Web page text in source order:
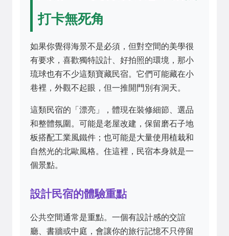
打卡無死角
如果你覺得海景不是必須，但對空間的美學很
有要求，喜歡獨特設計、好拍照的環境，那小
琉球也有不少這類寶藏民宿。它們可能藏在小
巷裡，外觀不起眼，但一推開門別有洞天。
這類民宿的「漂亮」，體現在裝修細節、選品
和整體氛圍。可能是老屋改建，保留磨石子地
板搭配工業風鐵件；也可能是大量使用植栽和
自然光的北歐風格。住這裡，民宿本身就是一
個景點。
設計民宿的體驗重點
公共空間通常是重點。一個有設計感的交誼
廳、書牆或中庭，會讓你的旅行記憶不只停留